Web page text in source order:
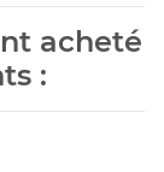
acheté
: